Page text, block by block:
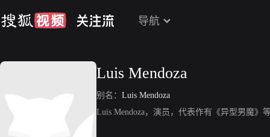
导航
Luis Mendoza
别名： Luis Mendoza
Luis Mendoza，演员，代表作有《异型男魔》